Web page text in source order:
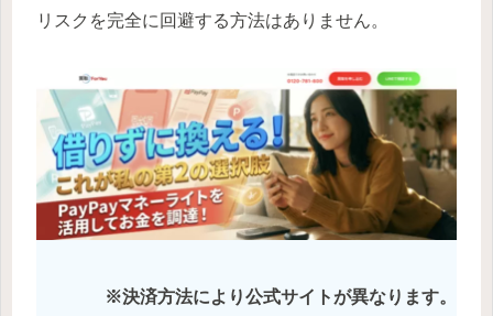
リスクを完全に回避する方法はありません。
※決済方法により公式サイトが異なります。